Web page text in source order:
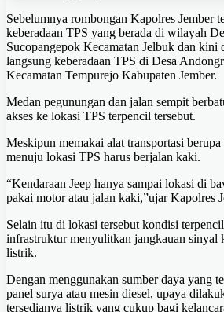
Sebelumnya rombongan Kapolres Jember
keberadaan TPS yang berada di wilayah
Sucopangepok Kecamatan Jelbuk dan kini
langsung keberadaan TPS di Desa
Kecamatan Tempurejo Kabupaten Jember.
Medan pegunungan dan jalan sempit
akses ke lokasi TPS terpencil tersebut.
Meskipun memakai alat transportasi
menuju lokasi TPS harus berjalan kaki.
“Kendaraan Jeep hanya sampai lokasi di
pakai motor atau jalan kaki,”ujar Kapolres
Selain itu di lokasi tersebut kondisi
infrastruktur menyulitkan jangkauan sinyal
listrik.
Dengan menggunakan sumber daya yang
panel surya atau mesin diesel, upaya
tersedianya listrik yang cukup bagi